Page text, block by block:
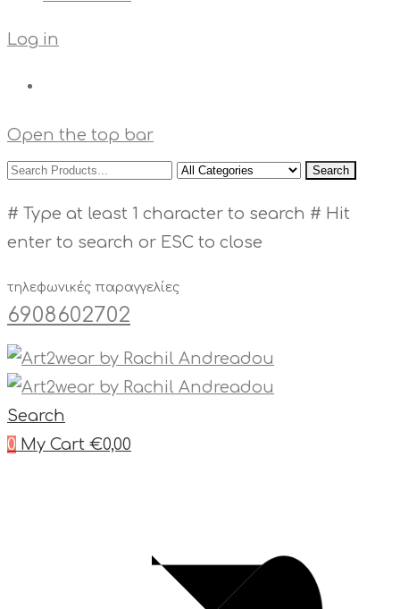
Log in
Open the top bar
Search
# Type at least 1 character to search # Hit
enter to search or ESC to close
τηλεφωνικές παραγγελίες
6908602702
Search
0 My Cart €0,00